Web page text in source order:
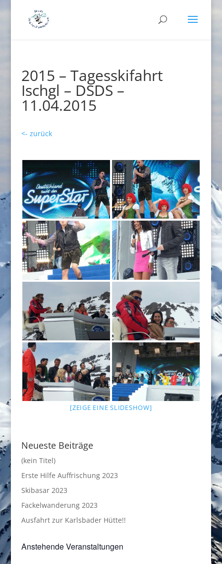
2015 – Tagesskifahrt
Ischgl – DSDS –
11.04.2015
<- zurück
[ZEIGE EINE SLIDESHOW]
Neueste Beiträge
(kein Titel)
Erste Hilfe Auffrischung 2023
Skibasar 2023
Fackelwanderung 2023
Ausfahrt zur Karlsbader Hütte!!
Anstehende Veranstaltungen